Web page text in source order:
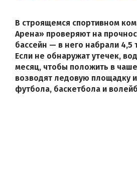
В строящемся спортивном
Арена» проверяют на
бассейн — в него набрали 4,5
Если не обнаружат утечек,
месяц, чтобы положить в
возводят ледовую площадку
футбола, баскетбола и